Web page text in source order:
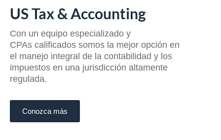
US Tax & Accounting
Con un equipo especializado y
CPAs calificados somos la mejor opción en
el manejo integral de la contabilidad y los
impuestos en una jurisdicción altamente
regulada.
Conozca más